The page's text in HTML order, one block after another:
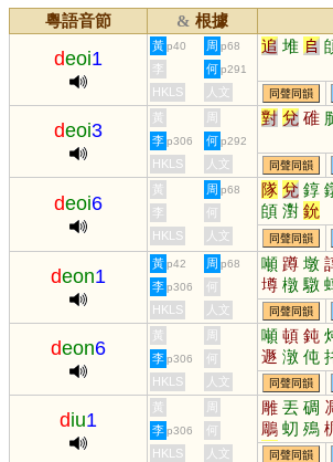
粵語音節 & 根據
deoi1
黃 p40 周 p68 追 堆 𠂤
李 何 p291
HKLS 人文 同聲同韻
deoi3
黃 周 對 兌 碓
李 p306 何 p292
HKLS 人文 同聲同韻
deoi6
黃 周 p68 隊 兌 錞
頧 濧 鈗
李
何
HKLS
人文 同聲同韻
deon1
黃 p42 周 p68 噸 蹲 墩
壿 橔 驐
李 p306
何
HKLS
人文 同聲同韻
deon6
黃 周 噸 頓 鈍
遯 潡 伅
李 p306
何
HKLS
人文 同聲同韻
diu1
黃 周 雕 丟 碉
鵰 虭 殦
琱
李 p306
何
HKLS
人文 同聲同韻